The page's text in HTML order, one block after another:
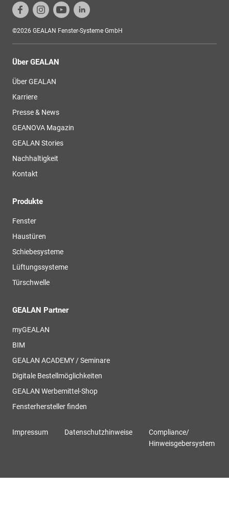
©2026 GEALAN Fenster-Systeme GmbH
Über GEALAN
Über GEALAN
Karriere
Presse & News
GEANOVA Magazin
GEALAN Stories
Nachhaltigkeit
Kontakt
Produkte
Fenster
Haustüren
Schiebesysteme
Lüftungssysteme
Türschwelle
GEALAN Partner
myGEALAN
BIM
GEALAN ACADEMY / Seminare
Digitale Bestellmöglichkeiten
GEALAN Werbemittel-Shop
Fensterhersteller finden
Impressum Datenschutzhinweise
Compliance/
Hinweisgebersystem